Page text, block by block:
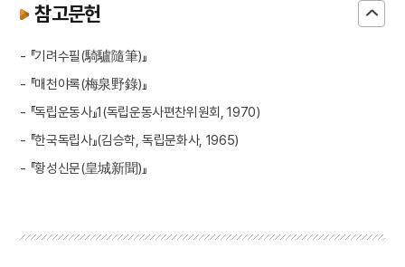
참고문헌
- 『기려수필(騎驢隨筆)』
- 『매천야록(梅泉野錄)』
- 『독립운동사』1(독립운동사편찬위원회, 1970)
- 『한국독립사』(김승학, 독립문화사, 1965)
- 『황성신문(皇城新聞)』